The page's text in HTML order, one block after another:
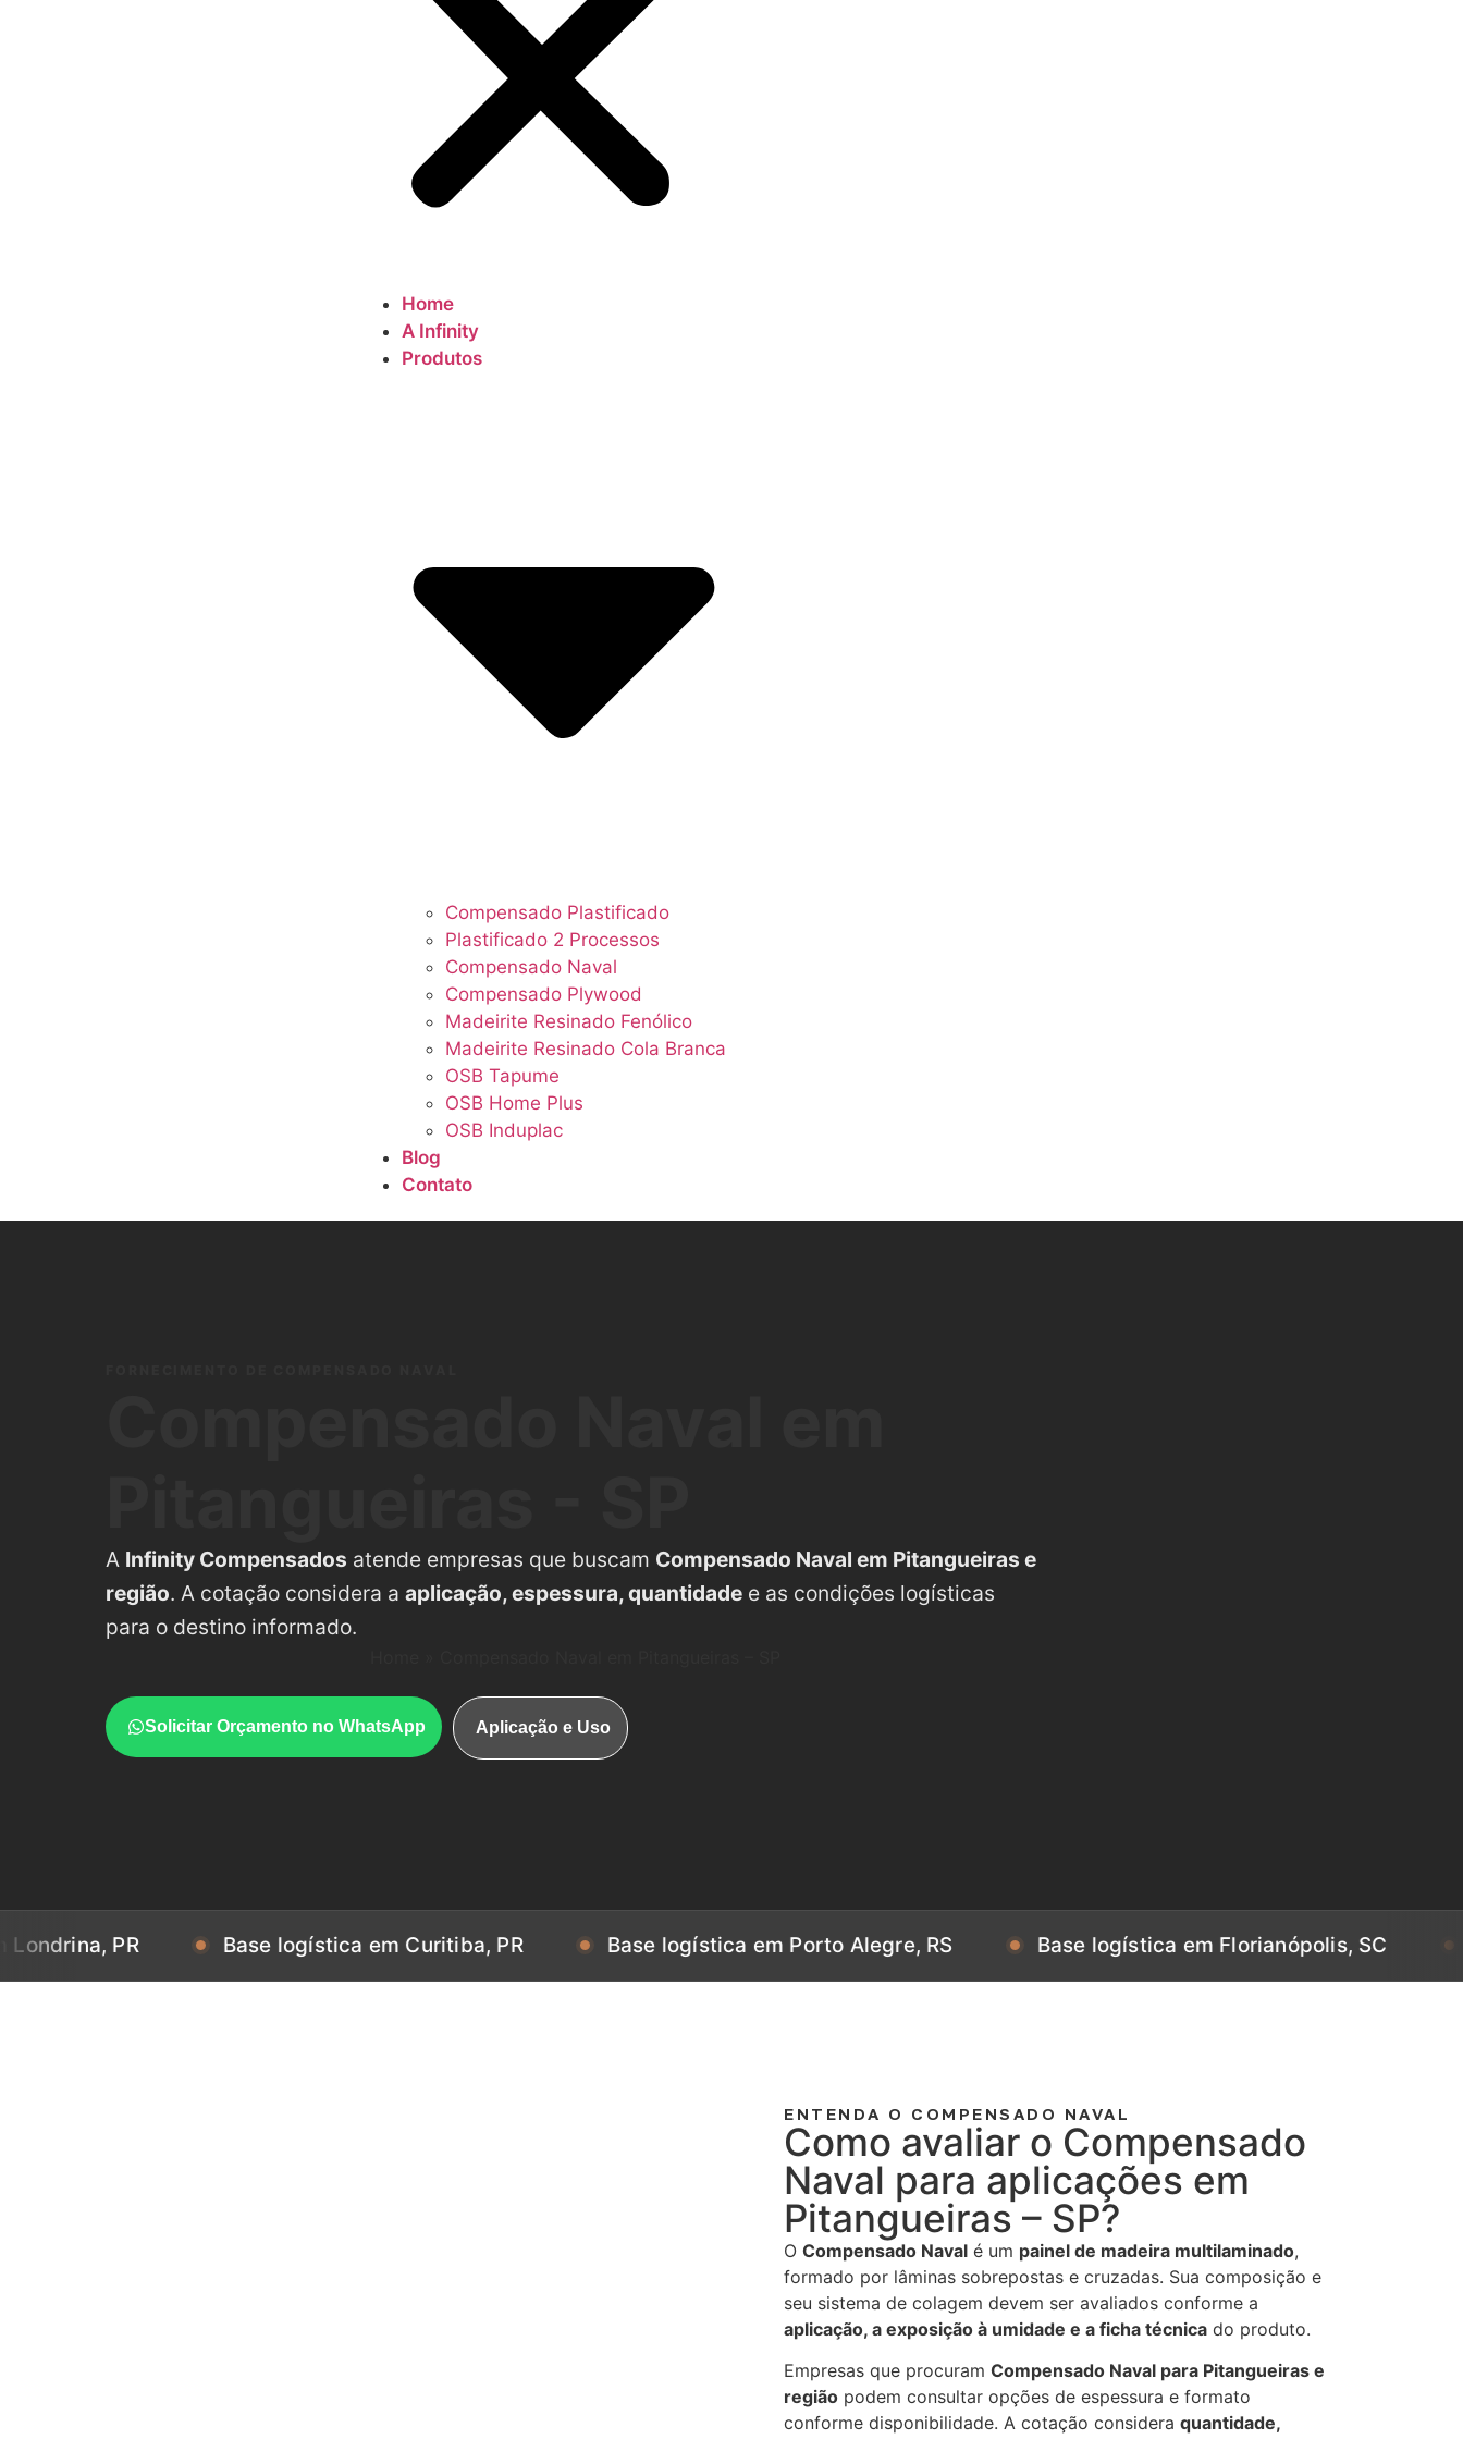
Home
A Infinity
Produtos
Compensado Plastificado
Plastificado 2 Processos
Compensado Naval
Compensado Plywood
Madeirite Resinado Fenólico
Madeirite Resinado Cola Branca
OSB Tapume
OSB Home Plus
OSB Induplac
Blog
Contato
A Infinity Compensados atende empresas que buscam Compensado Naval em Pitangueiras e
região. A cotação considera a aplicação, espessura, quantidade e as condições logísticas
para o destino informado.
Solicitar Orçamento no WhatsApp Aplicação e Uso
PR Base logística em Curitiba, PR Base logística em Porto Alegre, RS Base logística em Florianópolis, SC Base
ENTENDA O COMPENSADO NAVAL
Como avaliar o Compensado
Naval para aplicações em
Pitangueiras – SP?
O Compensado Naval é um painel de madeira multilaminado,
formado por lâminas sobrepostas e cruzadas. Sua composição e
seu sistema de colagem devem ser avaliados conforme a
aplicação, a exposição à umidade e a ficha técnica do produto.
Empresas que procuram Compensado Naval para Pitangueiras e
região podem consultar opções de espessura e formato
conforme disponibilidade. A cotação considera quantidade,